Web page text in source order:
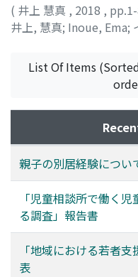
( 井上 慧真 , 2018 ,
井上, 慧真; Inoue, Ema;
List Of Items
親子の別居経験につい
「児童相談所で働く
る調査」報告書
「地域における若者
表